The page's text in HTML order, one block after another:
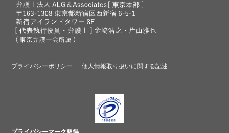
プライバシーポリシー 個人情報取り扱いに関する記述